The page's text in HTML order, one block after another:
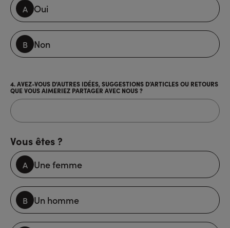
Oui
Non
4. AVEZ-VOUS D'AUTRES IDÉES, SUGGESTIONS D’ARTICLES OU RETOURS
QUE VOUS AIMERIEZ PARTAGER AVEC NOUS ?
Vous êtes ?
Une femme
Un homme